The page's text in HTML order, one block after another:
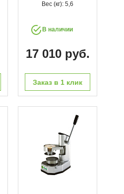
Вес (кг): 5,6
В наличии
17 010 руб.
Заказ в 1 клик